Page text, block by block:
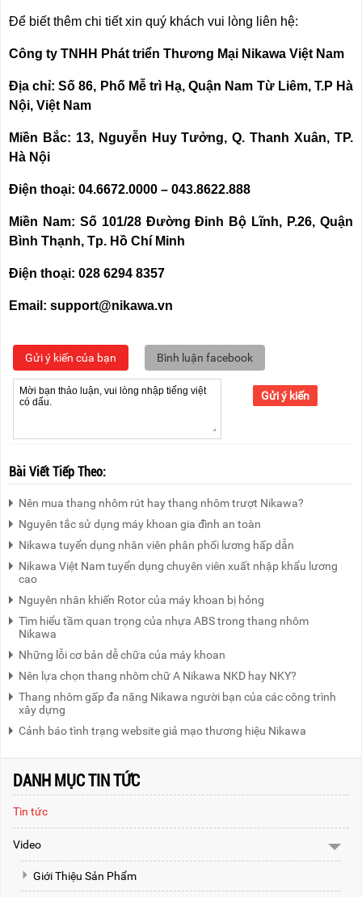
Để biết thêm chi tiết xin quý khách vui lòng liên hệ:
Công ty TNHH Phát triển Thương Mại Nikawa Việt Nam
Địa chỉ: Số 86, Phố Mễ trì Hạ, Quận Nam Từ Liêm, T.P Hà
Nội, Việt Nam
Miền Bắc: 13, Nguyễn Huy Tưởng, Q. Thanh Xuân, TP.
Hà Nội
Điện thoại: 04.6672.0000 – 043.8622.888
Miền Nam: Số 101/28 Đường Đinh Bộ Lĩnh, P.26, Quận
Bình Thạnh, Tp. Hồ Chí Minh
Điện thoại: 028 6294 8357
Email: support@nikawa.vn
Gửi ý kiến của bạn Bình luận facebook
Gửi ý kiến
Bài Viết Tiếp Theo:
Nên mua thang nhôm rút hay thang nhôm trượt Nikawa?
Nguyên tắc sử dụng máy khoan gia đình an toàn
Nikawa tuyển dụng nhân viên phân phối lương hấp dẫn
Nikawa Việt Nam tuyển dụng chuyên viên xuất nhập khẩu lương
cao
Nguyên nhân khiến Rotor của máy khoan bị hỏng
Tìm hiểu tầm quan trọng của nhựa ABS trong thang nhôm
Nikawa
Những lỗi cơ bản dễ chữa của máy khoan
Nên lựa chọn thang nhôm chữ A Nikawa NKD hay NKY?
Thang nhôm gấp đa năng Nikawa người bạn của các công trình
xây dựng
Cảnh báo tình trạng website giả mạo thương hiệu Nikawa
DANH MỤC TIN TỨC
Tin tức
Video
Giới Thiệu Sản Phẩm